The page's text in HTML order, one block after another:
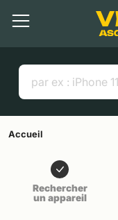
Contenu principal
Menu
Liens utiles
Accueil
Rechercher
un appareil